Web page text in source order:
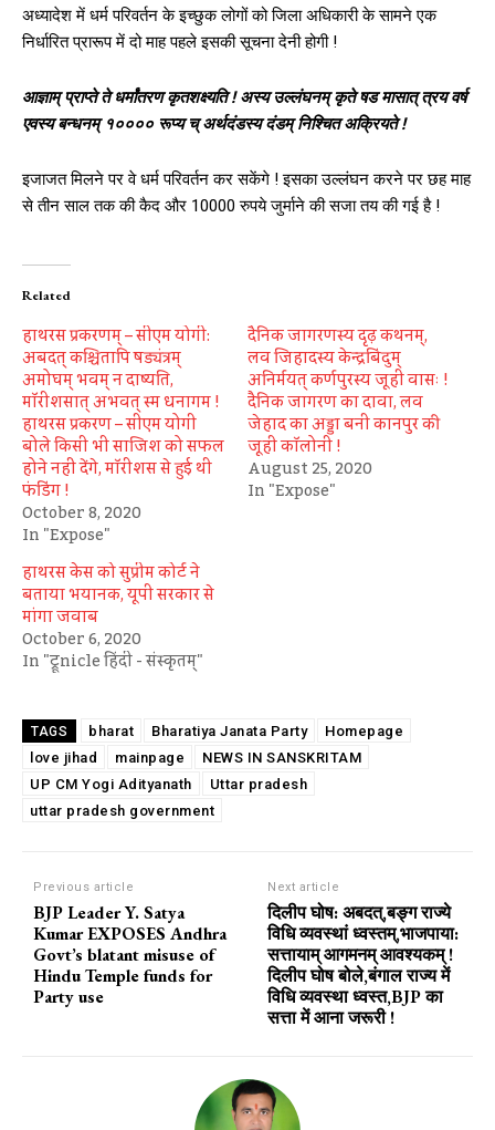
अध्यादेश में धर्म परिवर्तन के इच्छुक लोगों को जिला अधिकारी के सामने एक
निर्धारित प्रारूप में दो माह पहले इसकी सूचना देनी होगी !
आज्ञाम् प्राप्ते ते धर्मांतरण कृतशक्ष्यति ! अस्य उल्लंघनम् कृते षड मासात् त्रय वर्ष
एवस्य बन्धनम् १०००० रूप्य च् अर्थदंडस्य दंडम् निश्चित अक्रियते !
इजाजत मिलने पर वे धर्म परिवर्तन कर सकेंगे ! इसका उल्लंघन करने पर छह माह
से तीन साल तक की कैद और 10000 रुपये जुर्माने की सजा तय की गई है !
Related
हाथरस प्रकरणम् – सीएम योगी:
अबदत् कश्चितापि षड्यंत्रम्
अमोघम् भवम् न दाष्यति,
मॉरीशसात् अभवत् स्म धनागम !
हाथरस प्रकरण – सीएम योगी
बोले किसी भी साजिश को सफल
होने नहीं देंगे, मॉरीशस से हुई थी
फंडिंग !
October 8, 2020
In "Expose"
दैनिक जागरणस्य दृढ़ कथनम्,
लव जिहादस्य केन्द्रबिंदुम्
अनिर्मयत् कर्णपुरस्य जूही वासः !
दैनिक जागरण का दावा, लव
जेहाद का अड्डा बनी कानपुर की
जूही कॉलोनी !
August 25, 2020
In "Expose"
हाथरस केस को सुप्रीम कोर्ट ने
बताया भयानक, यूपी सरकार से
मांगा जवाब
October 6, 2020
In "ट्रूnicle हिंदी - संस्कृतम्"
TAGS bharat Bharatiya Janata Party
Homepage
love jihad
mainpage
NEWS IN SANSKRITAM
UP CM Yogi Adityanath
Uttar pradesh
uttar pradesh government
Previous article
BJP Leader Y. Satya
Kumar EXPOSES Andhra
Govt’s blatant misuse of
Hindu Temple funds for
Party use
Next article
दिलीप घोष: अबदत्,बङ्ग राज्ये
विधि व्यवस्थां ध्वस्तम्,भाजपाया:
सत्तायाम् आगमनम् आवश्यकम् !
दिलीप घोष बोले,बंगाल राज्य में
विधि व्यवस्था ध्वस्त,BJP का
सत्ता में आना जरूरी !